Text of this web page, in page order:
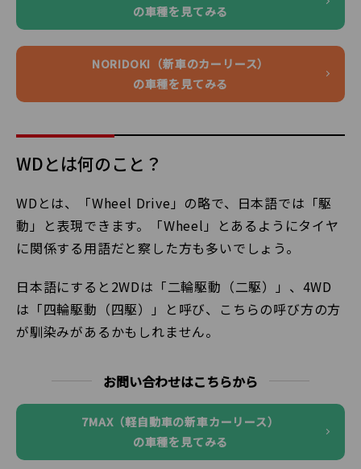
の車種を見てみる
NORIDOKI（新車のカーリース）
の車種を見てみる
WDとは何のこと？
WDとは、「Wheel Drive」の略で、日本語では「駆
動」と表現できます。「Wheel」とあるようにタイヤ
に関係する用語だと察した方も多いでしょう。
日本語にすると2WDは「二輪駆動（二駆）」、4WD
は「四輪駆動（四駆）」と呼び、こちらの呼び方の方
が馴染みがあるかもしれません。
お問い合わせはこちらから
7MAX（軽自動車の新車カーリース）
の車種を見てみる